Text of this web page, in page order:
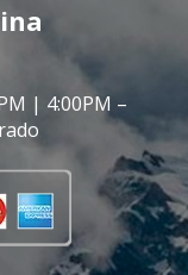
| 4:00PM –